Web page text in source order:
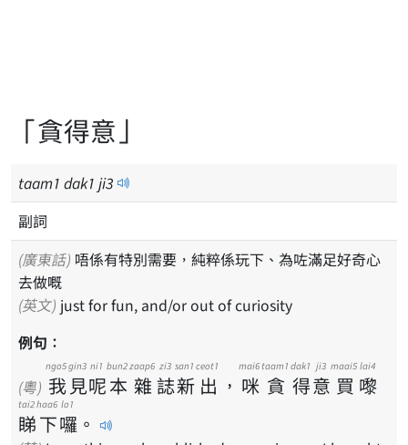
「貪得意」
taam1 dak1 ji3
副詞
(廣東話)
去做嘅
(英文) just for fun, and/or out of curiosity
例句：
(粵) 我
ngo5
見
gin3
呢
ni1
本
bun2
雜
zaap6
誌
zi3
新
san1
出
ceot1
， 咪
mai6
貪
taam1
得
dak1
意
ji3
買
maai5
嚟
lai4
睇
tai2
下
haa6
囉
lo1
。